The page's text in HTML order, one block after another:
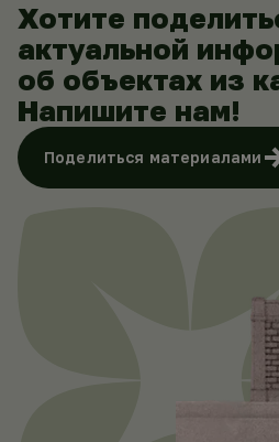
Хотите
актуальной
об объектах из
Напишите нам!
Поделиться материалами